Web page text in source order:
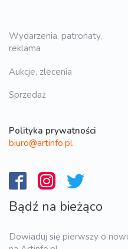
Wydarzenia, patronaty,
reklama
Aukcje, zlecenia
Sprzedaż
Polityka prywatności
biuro@artinfo.pl
Bądź na bieżąco
Dowiaduj się pierwszy o